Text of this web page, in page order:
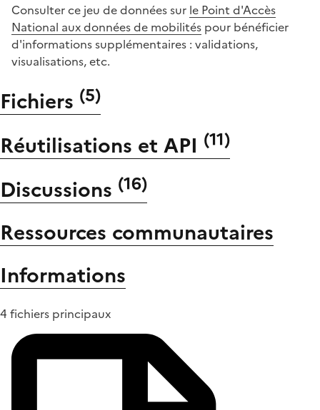
Consulter ce jeu de données sur le Point d'Accès
National aux données de mobilités pour bénéficier
d'informations supplémentaires : validations,
visualisations, etc.
Fichiers (5)
Réutilisations et API (11)
Discussions (16)
Ressources communautaires
Informations
4 fichiers principaux